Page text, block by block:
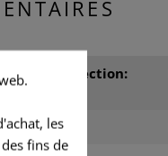
de protection:
les
fins de